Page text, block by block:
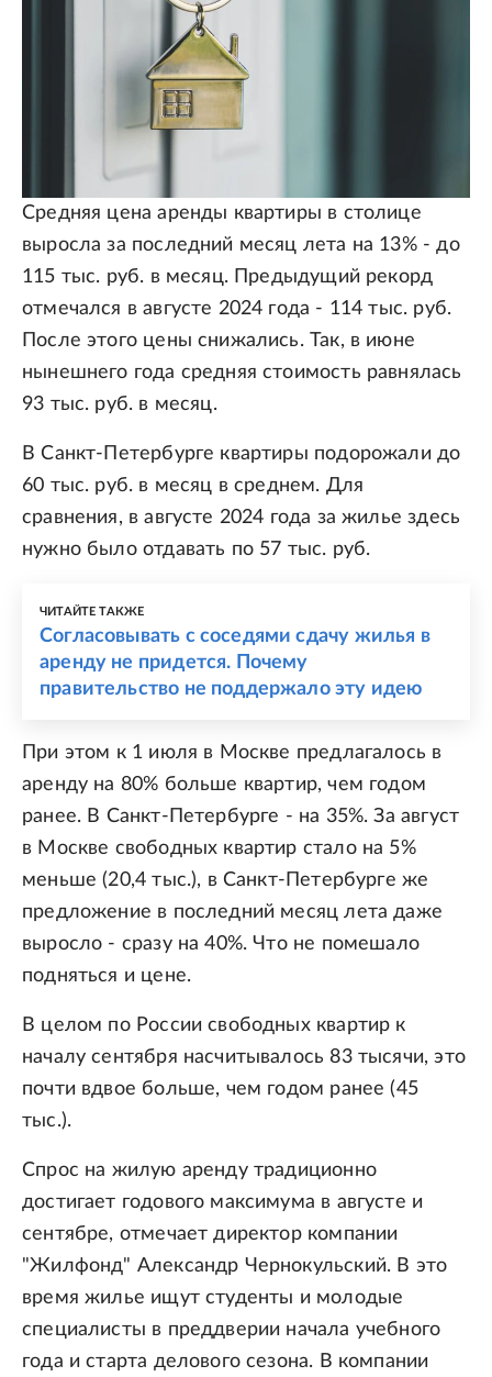
Средняя цена аренды квартиры в столице
выросла за последний месяц лета на 13% - до
115 тыс. руб. в месяц. Предыдущий рекорд
отмечался в августе 2024 года - 114 тыс. руб.
После этого цены снижались. Так, в июне
нынешнего года средняя стоимость равнялась
93 тыс. руб. в месяц.
В Санкт-Петербурге квартиры подорожали до
60 тыс. руб. в месяц в среднем. Для
сравнения, в августе 2024 года за жилье здесь
нужно было отдавать по 57 тыс. руб.
ЧИТАЙТЕ ТАКЖЕ
Согласовывать с соседями сдачу жилья в
аренду не придется. Почему
правительство не поддержало эту идею
При этом к 1 июля в Москве предлагалось в
аренду на 80% больше квартир, чем годом
ранее. В Санкт-Петербурге - на 35%. За август
в Москве свободных квартир стало на 5%
меньше (20,4 тыс.), в Санкт-Петербурге же
предложение в последний месяц лета даже
выросло - сразу на 40%. Что не помешало
подняться и цене.
В целом по России свободных квартир к
началу сентября насчитывалось 83 тысячи, это
почти вдвое больше, чем годом ранее (45
тыс.).
Спрос на жилую аренду традиционно
достигает годового максимума в августе и
сентябре, отмечает директор компании
"Жилфонд" Александр Чернокульский. В это
время жилье ищут студенты и молодые
специалисты в преддверии начала учебного
года и старта делового сезона. В компании